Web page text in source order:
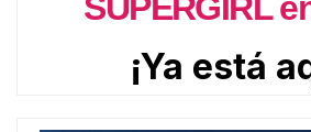
¡Ya está